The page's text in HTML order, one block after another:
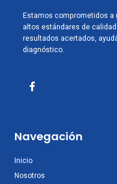
Estamos comprometidos
altos estándares de
resultados acertados,
diagnóstico.
Navegación
Inicio
Nosotros